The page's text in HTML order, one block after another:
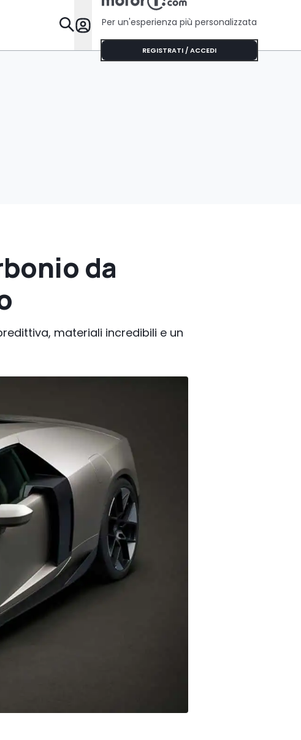
Da Sapere
Per un'esperienza più personalizzata
REGISTRATI / ACCEDI
da
materiali incredibili e un